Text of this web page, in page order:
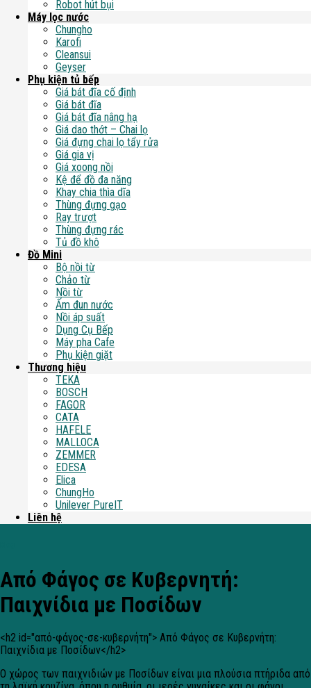
Robot hút bụi
Máy lọc nước
Chungho
Karofi
Cleansui
Geyser
Phụ kiện tủ bếp
Giá bát đĩa cố định
Giá bát đĩa
Giá bát đĩa nâng hạ
Giá dao thớt – Chai lọ
Giá đựng chai lọ tẩy rửa
Giá gia vị
Giá xoong nồi
Kệ để đồ đa năng
Khay chia thìa dĩa
Thùng đựng gạo
Ray trượt
Thùng đựng rác
Tủ đồ khô
Đồ Mini
Bộ nồi từ
Chảo từ
Nồi từ
Ấm đun nước
Nồi áp suất
Dụng Cụ Bếp
Máy pha Cafe
Phụ kiện giặt
Thương hiệu
TEKA
BOSCH
FAGOR
CATA
HAFELE
MALLOCA
ZEMMER
EDESA
Elica
ChungHo
Unilever PureIT
Liên hệ
Από Φάγος σε Κυβερνητή:
Παιχνίδια με Ποσίδων
<h2 id="από-φάγος-σε-κυβερνήτη"> Από Φάγος σε Κυβερνήτη:
Παιχνίδια με Ποσίδων</h2>
Ο χώρος των παιχνιδιών με Ποσίδων είναι μια πλούσια πτήριδα από